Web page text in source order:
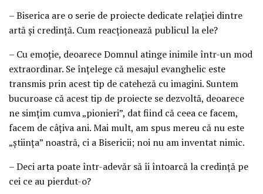
– Biserica are o serie de proiecte dedicate relaţiei dintre
artă şi credinţă. Cum reacţionează publicul la ele?
– Cu emoţie, deoarece Domnul atinge inimile într-un mod
extraordinar. Se înţelege că mesajul evanghelic este
transmis prin acest tip de cateheză cu imagini. Suntem
bucuroase că acest tip de proiecte se dezvoltă, deoarece
ne simţim cumva „pionieri”, dat fiind că ceea ce facem,
facem de câţiva ani. Mai mult, am spus mereu că nu este
„ştiinţa” noastră, ci a Bisericii; noi nu am inventat nimic.
– Deci arta poate într-adevăr să îi întoarcă la credinţă pe
cei ce au pierdut-o?